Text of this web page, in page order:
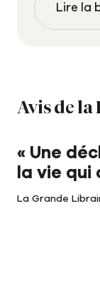
Lire la
Avis de la
« Une
la vie qui
La Grande